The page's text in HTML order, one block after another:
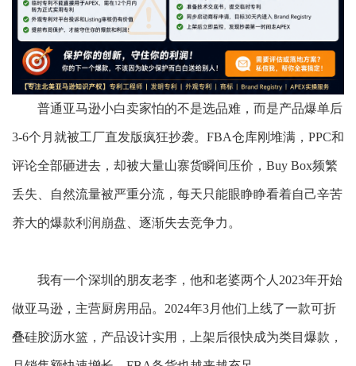
普通亚马逊小白卖家怕的不是选品难，而是产品爆单后
3-6个月就被工厂直发版疯狂抄袭。FBA仓库刚堆满，PPC和
评论全部砸进去，却被大量山寨货瞬间压价，Buy Box频繁
丢失、自然流量被严重分流，每天只能眼睁睁看着自己辛苦
养大的爆款利润崩盘、逐渐失去竞争力。
我有一个深圳的朋友老李，他和老婆两个人 2023年开始
做亚马逊，主营厨房用品。2024年3月他们上线了一款可折
叠硅胶沥水篮，产品设计实用，上架后很快成为类目爆款，